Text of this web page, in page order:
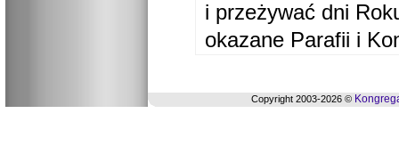
i przeżywać dni
okazane Parafii i
Copyright 2003-2026 ©